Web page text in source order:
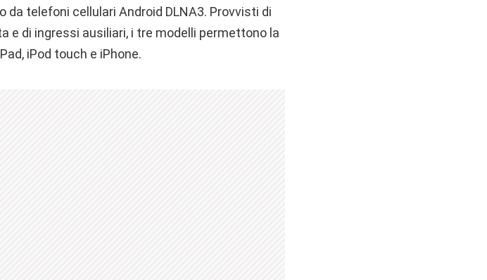
telefoni cellulari Android DLNA3. Provvisti di
e di ingressi ausiliari, i tre modelli permettono la
iPod touch e iPhone.